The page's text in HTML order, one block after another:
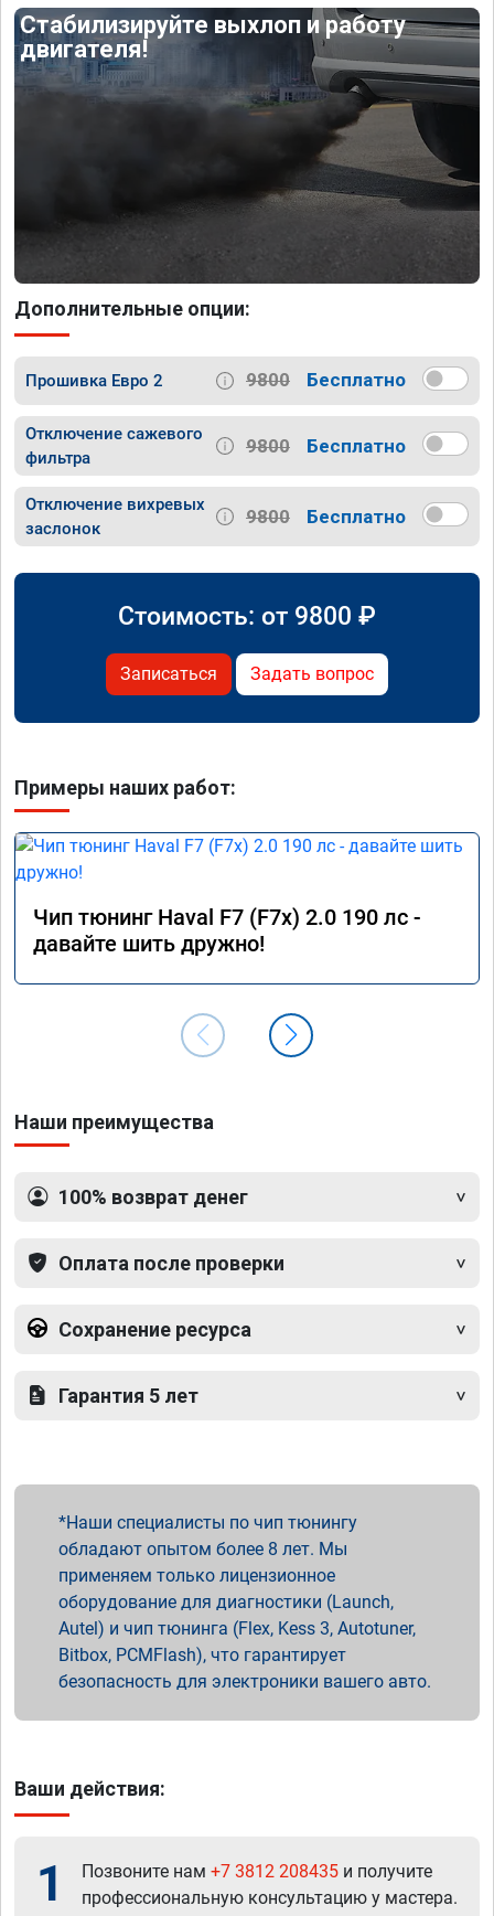
Стабилизируйте выхлоп и работу
двигателя!
Дополнительные опции:
Прошивка Евро 2 9800 Бесплатно
Отключение сажевого
фильтра
9800 Бесплатно
Отключение вихревых
заслонок
9800 Бесплатно
Стоимость: от 9800 ₽
Записаться Задать вопрос
Примеры наших работ:
Чип тюнинг Haval F7 (F7x) 2.0 190 лс -
давайте шить дружно!
Наши преимущества
100% возврат денег
Оплата после проверки
Сохранение ресурса
Гарантия 5 лет
Наши специалисты по чип тюнингу
обладают опытом более 8 лет. Мы
применяем только лицензионное
оборудование для диагностики (Launch,
Autel) и чип тюнинга (Flex, Kess 3, Autotuner,
Bitbox, PCMFlash), что гарантирует
безопасность для электроники вашего авто.
Ваши действия:
1 Позвоните нам +7 3812 208435 и получите
профессиональную консультацию у мастера.